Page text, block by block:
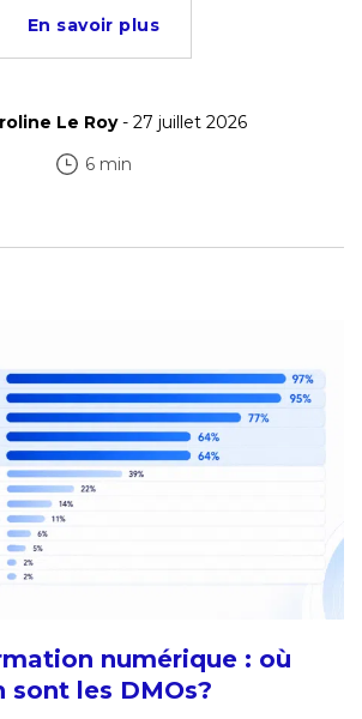
En savoir plus
Le Roy- 27 juillet 2026
6 min
numérique : où
sont les DMOs?